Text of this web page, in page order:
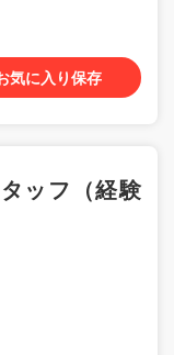
気に入り保存
ッフ（経験